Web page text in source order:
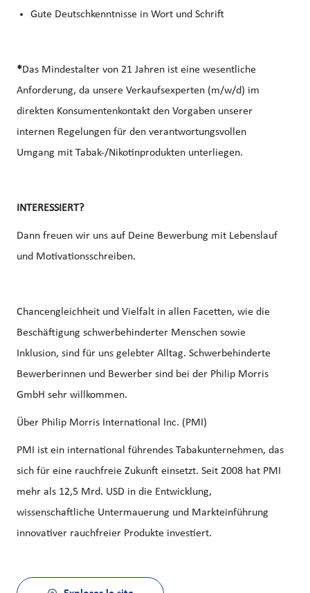
Gute Deutschkenntnisse in Wort und Schrift
*Das Mindestalter von 21 Jahren ist eine wesentliche
Anforderung, da unsere Verkaufsexperten (m/w/d) im
direkten Konsumentenkontakt den Vorgaben unserer
internen Regelungen für den verantwortungsvollen
Umgang mit Tabak-/Nikotinprodukten unterliegen.
INTERESSIERT?
Dann freuen wir uns auf Deine Bewerbung mit Lebenslauf
und Motivationsschreiben.
Chancengleichheit und Vielfalt in allen Facetten, wie die
Beschäftigung schwerbehinderter Menschen sowie
Inklusion, sind für uns gelebter Alltag. Schwerbehinderte
Bewerberinnen und Bewerber sind bei der Philip Morris
GmbH sehr willkommen.
Über Philip Morris International Inc. (PMI)
PMI ist ein international führendes Tabakunternehmen, das
sich für eine rauchfreie Zukunft einsetzt. Seit 2008 hat PMI
mehr als 12,5 Mrd. USD in die Entwicklung,
wissenschaftliche Untermauerung und Markteinführung
innovativer rauchfreier Produkte investiert.